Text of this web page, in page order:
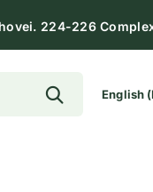
224-226
English(